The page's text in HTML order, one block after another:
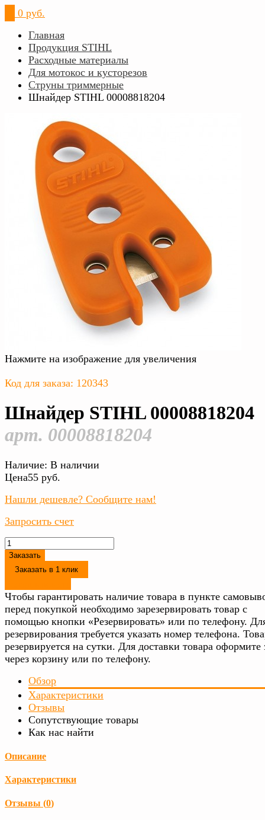
0 руб.
Главная
Продукция STIHL
Расходные материалы
Для мотокос и кусторезов
Струны триммерные
Шнайдер STIHL 00008818204
Нажмите на изображение для увеличения
Код для заказа: 120343
Шнайдер STIHL 00008818204
арт. 00008818204
Наличие: В наличии
Цена55 руб.
Нашли дешевле? Сообщите нам!
Запросить счет
Заказать
Заказать в 1 клик
Чтобы гарантировать наличие товара в пункте
перед покупкой необходимо зарезервировать товар с
помощью кнопки «Резервировать» или по телефону.
резервирования требуется указать номер телефона.
резервируется на сутки. Для доставки товара оформите
через корзину или по телефону.
Обзор
Характеристики
Отзывы
Сопутствующие товары
Как нас найти
Описание
Характеристики
Отзывы (0)